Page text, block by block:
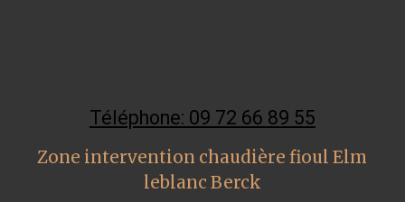
Téléphone: 09 72 66 89 55
Zone intervention chaudière fioul Elm
leblanc Berck